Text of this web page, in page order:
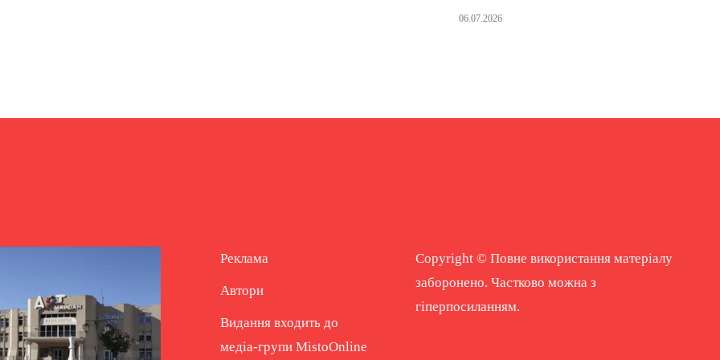
06.07.2026
Реклама
Автори
Видання входить до
медіа-групи MistoOnline
Copyright © Повне використання матеріалу
заборонено. Частково можна з
гіперпосиланням.